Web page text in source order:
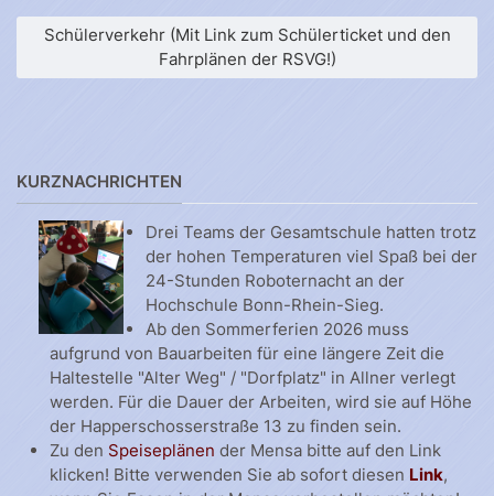
Schülerverkehr (Mit Link zum Schülerticket und den
Fahrplänen der RSVG!)
KURZNACHRICHTEN
Drei Teams der Gesamtschule hatten trotz
der hohen Temperaturen viel Spaß bei der
24-Stunden Roboternacht an der
Hochschule Bonn-Rhein-Sieg.
Ab den Sommerferien 2026 muss
aufgrund von Bauarbeiten für eine längere Zeit die
Haltestelle "Alter Weg" / "Dorfplatz" in Allner verlegt
werden. Für die Dauer der Arbeiten, wird sie auf Höhe
der Happerschosserstraße 13 zu finden sein.
Zu den Speiseplänen der Mensa bitte auf den Link
klicken! Bitte verwenden Sie ab sofort diesen Link,